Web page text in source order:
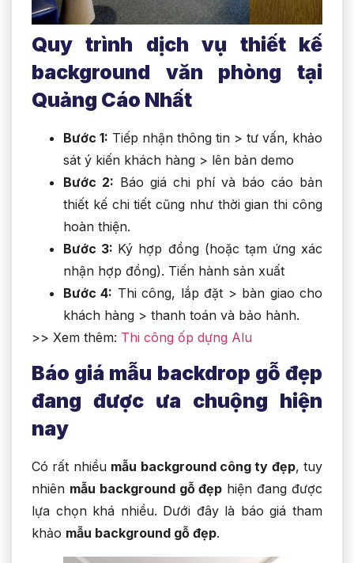
Quy trình dịch vụ thiết kế
background văn phòng tại
Quảng Cáo Nhất
Bước 1: Tiếp nhận thông tin > tư vấn, khảo
sát ý kiến khách hàng > lên bản demo
Bước 2: Báo giá chi phí và báo cáo bản
thiết kế chi tiết cũng như thời gian thi công
hoàn thiện.
Bước 3: Ký hợp đồng (hoặc tạm ứng xác
nhận hợp đồng). Tiến hành sản xuất
Bước 4: Thi công, lắp đặt > bàn giao cho
khách hàng > thanh toán và bảo hành.
>> Xem thêm: Thi công ốp dựng Alu
Báo giá mẫu backdrop gỗ đẹp
đang được ưa chuộng hiện
nay
Có rất nhiều mẫu background công ty đẹp, tuy
nhiên mẫu background gỗ đẹp hiện đang được
lựa chọn khá nhiều. Dưới đây là báo giá tham
khảo mẫu background gỗ đẹp.